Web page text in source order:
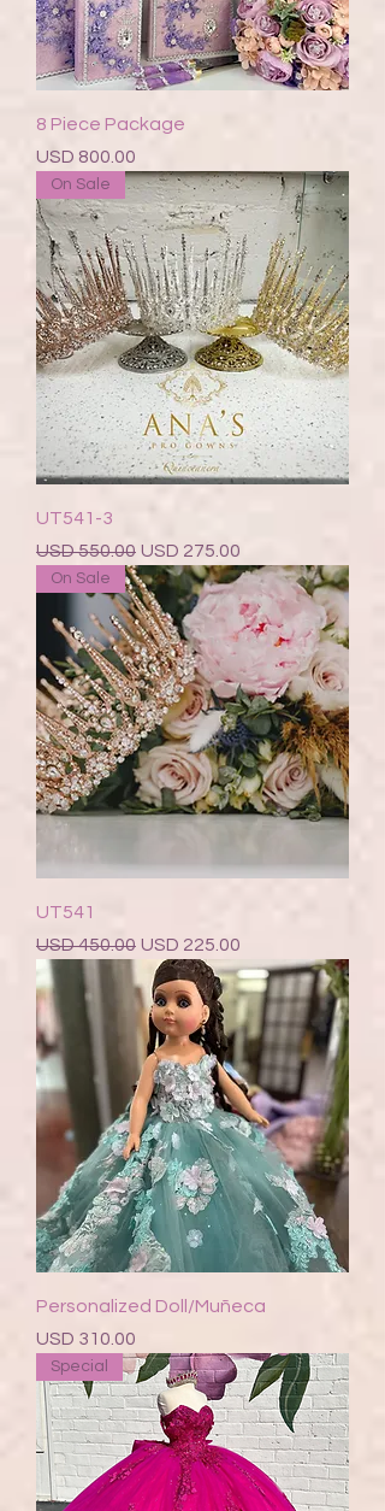
8 Piece Package
Precio
USD 800.00
On Sale
UT541-3
Precio
USD 550.00 Precio de oferta
USD 275.00
On Sale
UT541
Precio
USD 450.00 Precio de oferta
USD 225.00
Personalized Doll/Muñeca
Precio
USD 310.00
Special